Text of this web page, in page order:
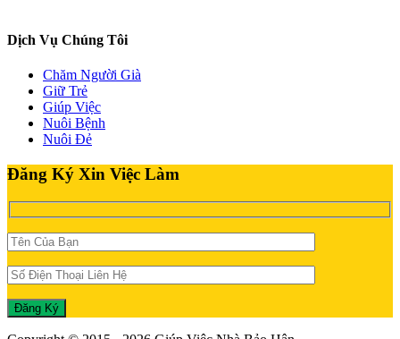
Dịch Vụ Chúng Tôi
Chăm Người Già
Giữ Trẻ
Giúp Việc
Nuôi Bệnh
Nuôi Đẻ
Đăng Ký Xin Việc Làm
Đăng Ký